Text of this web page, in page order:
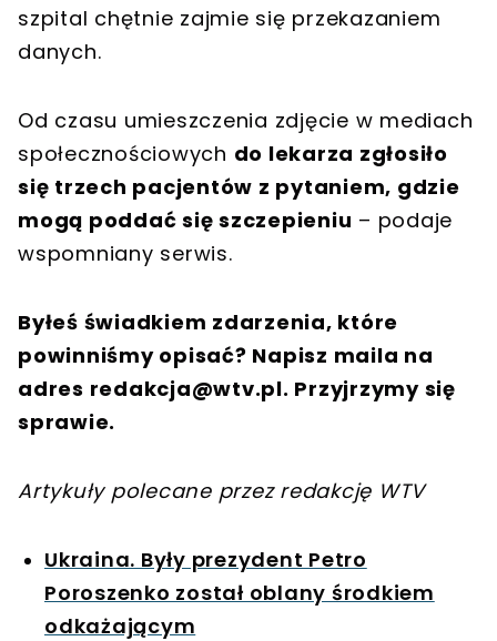
szpital chętnie zajmie się przekazaniem
danych.
Od czasu umieszczenia zdjęcie w mediach
społecznościowych do lekarza zgłosiło
się trzech pacjentów z pytaniem, gdzie
mogą poddać się szczepieniu – podaje
wspomniany serwis.
Byłeś świadkiem zdarzenia, które
powinniśmy opisać? Napisz maila na
adres redakcja@wtv.pl. Przyjrzymy się
sprawie.
Artykuły polecane przez redakcję WTV
Ukraina. Były prezydent Petro
Poroszenko został oblany środkiem
odkażającym